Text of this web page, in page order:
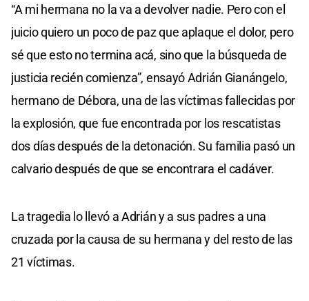
“A mi hermana no la va a devolver nadie. Pero con el
juicio quiero un poco de paz que aplaque el dolor, pero
sé que esto no termina acá, sino que la búsqueda de
justicia recién comienza”, ensayó Adrián Gianángelo,
hermano de Débora, una de las víctimas fallecidas por
la explosión, que fue encontrada por los rescatistas
dos días después de la detonación. Su familia pasó un
calvario después de que se encontrara el cadáver.
La tragedia lo llevó a Adrián y a sus padres a una
cruzada por la causa de su hermana y del resto de las
21 víctimas.